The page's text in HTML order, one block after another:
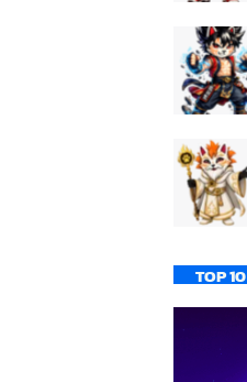
TOP 10